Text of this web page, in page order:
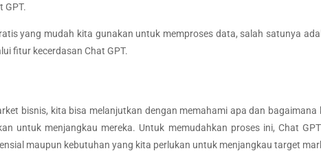
GPT.
yang mudah kita gunakan untuk memproses data, salah satunya
fitur kecerdasan Chat GPT.
bisnis, kita bisa melanjutkan dengan memahami apa dan
untuk menjangkau mereka. Untuk memudahkan proses ini, Chat
maupun kebutuhan yang kita perlukan untuk menjangkau target